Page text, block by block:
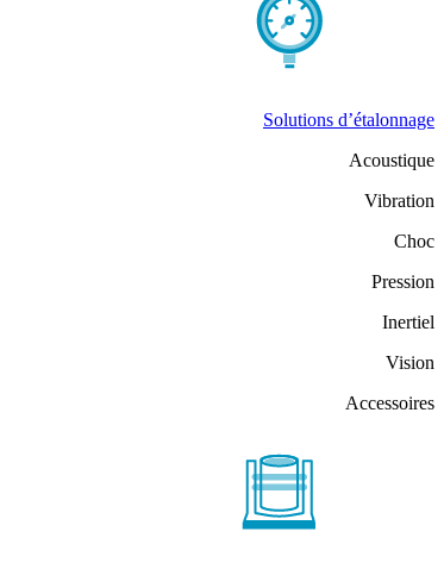
Solutions d’étalonnage
Acoustique
Vibration
Choc
Pression
Inertiel
Vision
Accessoires